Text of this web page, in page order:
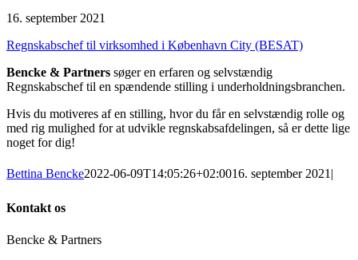
16. september 2021
Regnskabschef til virksomhed i København City (BESAT)
Bencke & Partners søger en erfaren og selvstændig
Regnskabschef til en spændende stilling i underholdningsbranchen.
Hvis du motiveres af en stilling, hvor du får en selvstændig rolle og
med rig mulighed for at udvikle regnskabsafdelingen, så er dette lige
noget for dig!
Bettina Bencke2022-06-09T14:05:26+02:0016. september 2021|
Kontakt os
Bencke & Partners